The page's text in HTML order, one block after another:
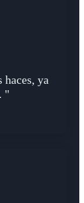
haces, ya
"